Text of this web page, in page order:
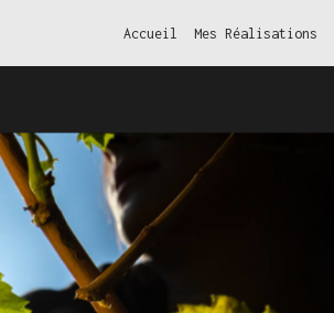
Accueil Mes Réalisations